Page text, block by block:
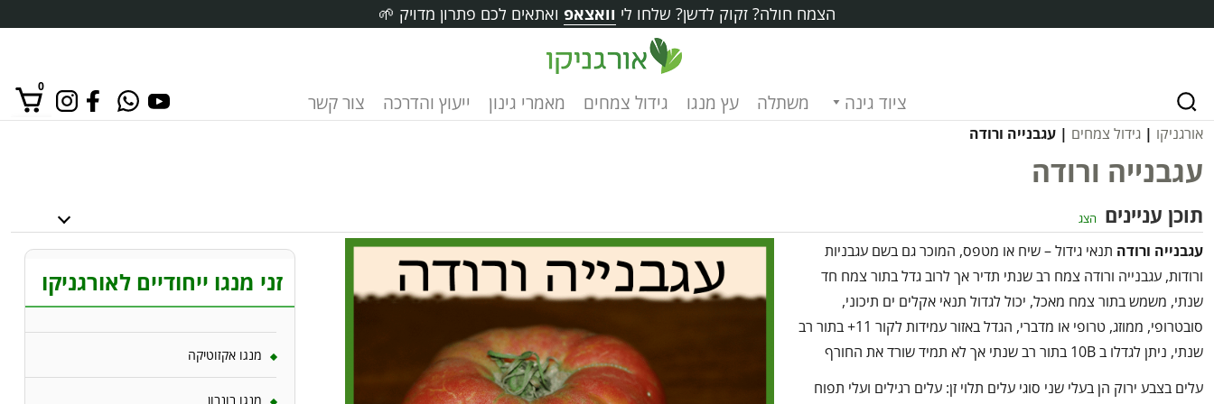
הצמח חולה? זקוק לדשן? שלחו לי וואצאפ ואתאים לכם פתרון מדויק 🌱
ציוד גינה משתלה עץ מנגו גידול צמחים מאמרי גינון ייעוץ והדרכה צור קשר
0
אורגניקו | גידול צמחים | עגבנייה ורודה
עגבנייה ורודה
תוכן עניינים הצג
עגבנייה ורודה תנאי גידול – שיח או מטפס, המוכר גם בשם עגבניות
ורודות, עגבנייה ורודה צמח רב שנתי תדיר אך לרוב גדל בתור צמח חד
שנתי, משמש בתור צמח מאכל, יכול לגדול תנאי אקלים ים תיכוני,
סובטרופי, ממוזג, טרופי או מדברי, הגדל באזור עמידות לקור 11+ בתור רב
שנתי, ניתן לגדלו ב 10B בתור רב שנתי אך לא תמיד שורד את החורף
עלים בצבע ירוק הן בעלי שני סוגי עלים תלוי זן: עלים רגילים ועלי תפוח
זני מנגו ייחודיים לאורגניקו
מנגו אקזוטיקה
מנגו בונבון